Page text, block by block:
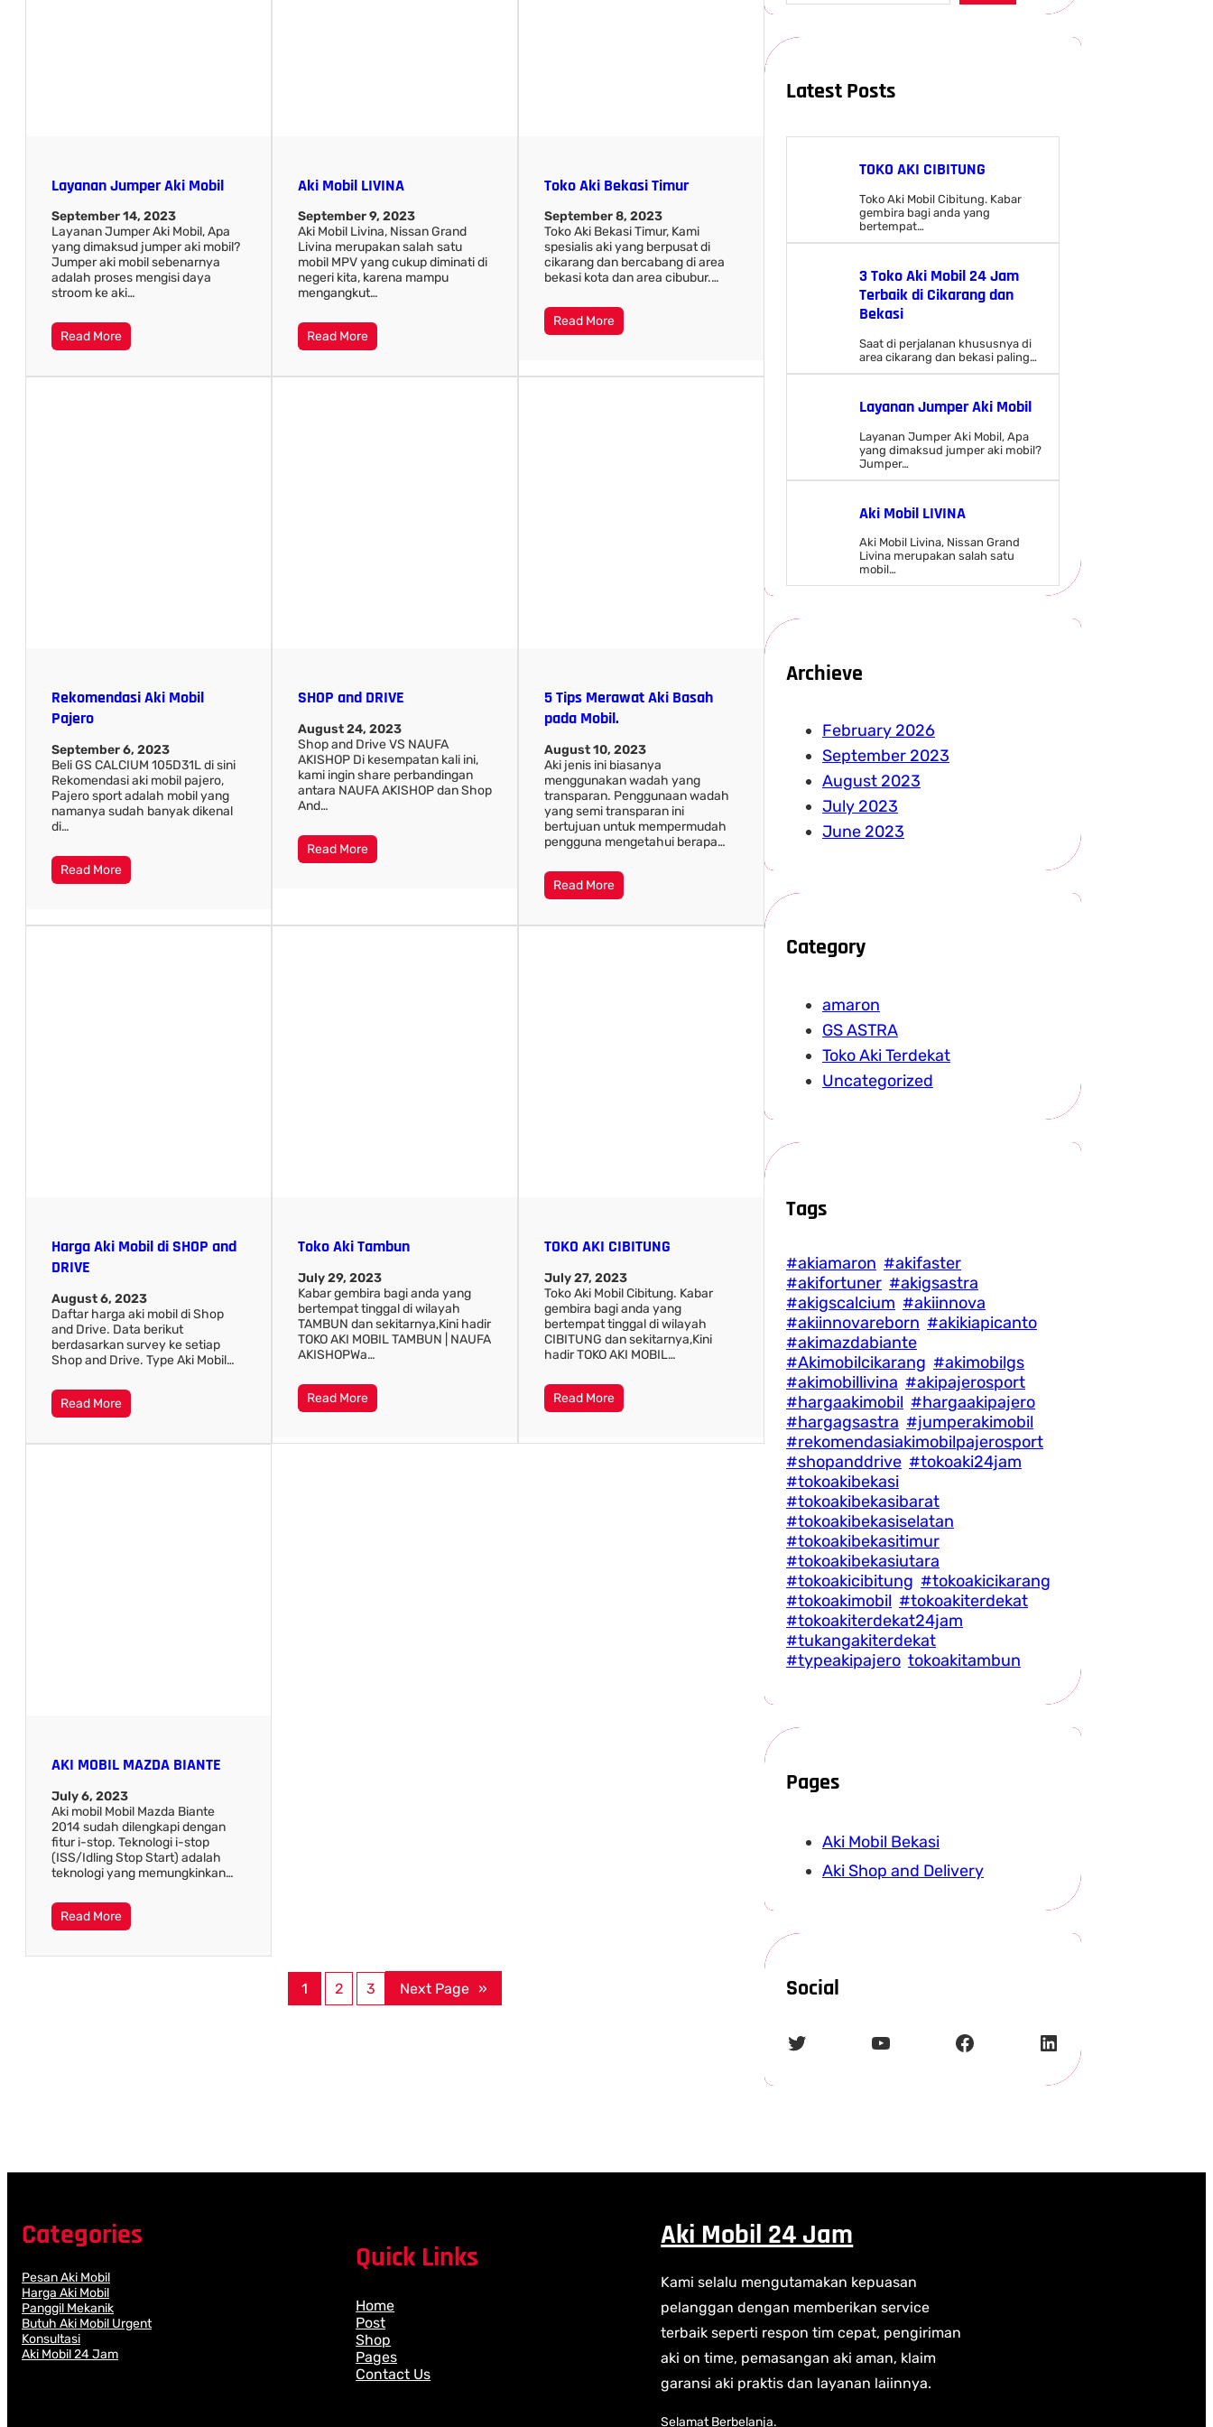
Layanan Jumper Aki Mobil
September 14, 2023
Layanan Jumper Aki Mobil, Apa
yang dimaksud jumper aki mobil?
Jumper aki mobil sebenarnya
adalah proses mengisi daya
stroom ke aki…
Read More
Aki Mobil LIVINA
September 9, 2023
Aki Mobil Livina, Nissan Grand
Livina merupakan salah satu
mobil MPV yang cukup diminati di
negeri kita, karena mampu
mengangkut…
Read More
Toko Aki Bekasi Timur
September 8, 2023
Toko Aki Bekasi Timur, Kami
spesialis aki yang berpusat di
cikarang dan bercabang di area
bekasi kota dan area cibubur.…
Read More
Rekomendasi Aki Mobil
Pajero
September 6, 2023
Beli GS CALCIUM 105D31L di sini
Rekomendasi aki mobil pajero,
Pajero sport adalah mobil yang
namanya sudah banyak dikenal
di…
Read More
SHOP and DRIVE
August 24, 2023
Shop and Drive VS NAUFA
AKISHOP Di kesempatan kali ini,
kami ingin share perbandingan
antara NAUFA AKISHOP dan Shop
And…
Read More
5 Tips Merawat Aki Basah
pada Mobil.
August 10, 2023
Aki jenis ini biasanya
menggunakan wadah yang
transparan. Penggunaan wadah
yang semi transparan ini
bertujuan untuk mempermudah
pengguna mengetahui berapa…
Read More
Harga Aki Mobil di SHOP and
DRIVE
August 6, 2023
Daftar harga aki mobil di Shop
and Drive. Data berikut
berdasarkan survey ke setiap
Shop and Drive. Type Aki Mobil…
Read More
Toko Aki Tambun
July 29, 2023
Kabar gembira bagi anda yang
bertempat tinggal di wilayah
TAMBUN dan sekitarnya,Kini hadir
TOKO AKI MOBIL TAMBUN | NAUFA
AKISHOPWa…
Read More
TOKO AKI CIBITUNG
July 27, 2023
Toko Aki Mobil Cibitung. Kabar
gembira bagi anda yang
bertempat tinggal di wilayah
CIBITUNG dan sekitarnya,Kini
hadir TOKO AKI MOBIL…
Read More
AKI MOBIL MAZDA BIANTE
July 6, 2023
Aki mobil Mobil Mazda Biante
2014 sudah dilengkapi dengan
fitur i-stop. Teknologi i-stop
(ISS/Idling Stop Start) adalah
teknologi yang memungkinkan…
Read More
1 2 3 Next Page »
Latest Posts
TOKO AKI CIBITUNG
Toko Aki Mobil Cibitung. Kabar
gembira bagi anda yang
bertempat…
3 Toko Aki Mobil 24 Jam
Terbaik di Cikarang dan
Bekasi
Saat di perjalanan khususnya di
area cikarang dan bekasi paling…
Layanan Jumper Aki Mobil
Layanan Jumper Aki Mobil, Apa
yang dimaksud jumper aki mobil?
Jumper…
Aki Mobil LIVINA
Aki Mobil Livina, Nissan Grand
Livina merupakan salah satu
mobil…
Archieve
February 2026
September 2023
August 2023
July 2023
June 2023
Category
amaron
GS ASTRA
Toko Aki Terdekat
Uncategorized
Tags
#akiamaron #akifaster
#akifortuner #akigsastra
#akigscalcium #akiinnova
#akiinnovareborn #akikiapicanto
#akimazdabiante
#Akimobilcikarang #akimobilgs
#akimobillivina #akipajerosport
#hargaakimobil #hargaakipajero
#hargagsastra #jumperakimobil
#rekomendasiakimobilpajerosport
#shopanddrive #tokoaki24jam
#tokoakibekasi
#tokoakibekasibarat
#tokoakibekasiselatan
#tokoakibekasitimur
#tokoakibekasiutara
#tokoakicibitung #tokoakicikarang
#tokoakimobil #tokoakiterdekat
#tokoakiterdekat24jam
#tukangakiterdekat
#typeakipajero tokoakitambun
Pages
Aki Mobil Bekasi
Aki Shop and Delivery
Social
Twitter YouTube Facebook LinkedIn
Categories
Pesan Aki Mobil
Harga Aki Mobil
Panggil Mekanik
Butuh Aki Mobil Urgent
Konsultasi
Aki Mobil 24 Jam
Quick Links
Home
Post
Shop
Pages
Contact Us
Aki Mobil 24 Jam
Kami selalu mengutamakan kepuasan
pelanggan dengan memberikan service
terbaik seperti respon tim cepat, pengiriman
aki on time, pemasangan aki aman, klaim
garansi aki praktis dan layanan laiinnya.
Selamat Berbelanja.